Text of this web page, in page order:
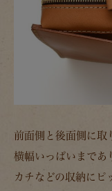
前面側と後面側に取
横幅いっぱいまであ
カチなどの収納にピ